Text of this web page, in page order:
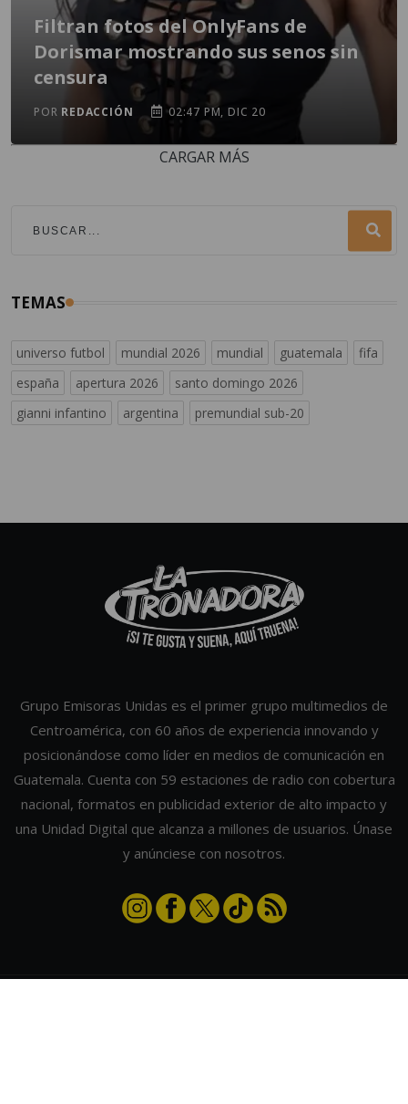
Filtran fotos del OnlyFans de
Dorismar mostrando sus senos sin
censura
POR REDACCIÓN 02:47 PM, DIC 20
CARGAR MÁS
TEMAS
universo futbol mundial 2026 mundial guatemala
fifa
españa
apertura 2026
santo domingo 2026
gianni infantino
argentina premundial sub-20
Grupo Emisoras Unidas es el primer grupo multimedios de
Centroamérica, con 60 años de experiencia innovando y
posicionándose como líder en medios de comunicación en
Guatemala. Cuenta con 59 estaciones de radio con cobertura
nacional, formatos en publicidad exterior de alto impacto y
una Unidad Digital que alcanza a millones de usuarios. Únase
y anúnciese con nosotros.